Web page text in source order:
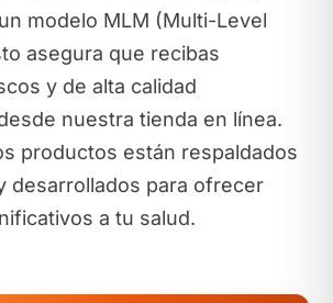
modelo MLM (Multi-Level
asegura que recibas
y de alta calidad
nuestra tienda en línea.
productos están respaldados
desarrollados para ofrecer
a tu salud.